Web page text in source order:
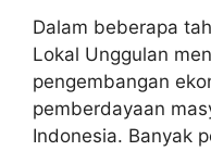
Dalam beberapa
Lokal Unggulan
pengembangan
pemberdayaan
Indonesia. Banyak